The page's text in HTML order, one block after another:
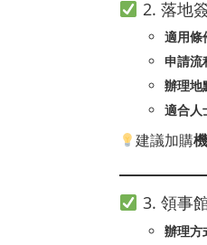
2. 落地
適用條
申請流
辦理地
適合人
建議加購
3. 領事
辦理方